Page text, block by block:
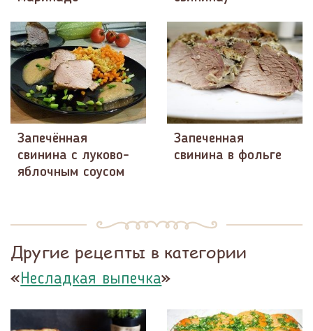
Запечённая
свинина с луково-
яблочным соусом
Запеченная
свинина в фольге
Другие рецепты в категории
«Несладкая выпечка»